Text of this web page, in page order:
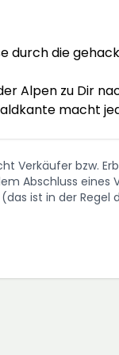
durch die
Alpen zu Dir
macht
Verkäufer bzw.
Abschluss eines
ist in der Regel